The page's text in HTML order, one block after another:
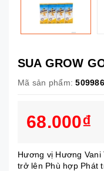
SUA GROW
Mã sản phẩm:
68.000₫
Hương vị Hương
trở lên Phù hợp Phát